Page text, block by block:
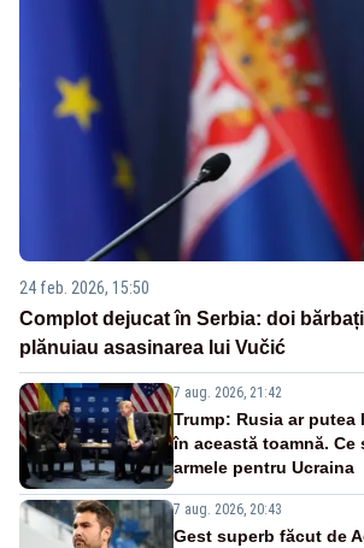
24 feb. 2026, 15:50
Complot dejucat în Serbia: doi
plănuiau asasinarea lui Vučić
7 aug. 2026, 21:42
Trump: Rusia ar putea
în această toamnă. Ce
armele pentru Ucraina
7 aug. 2026, 20:43
Gest superb făcut de